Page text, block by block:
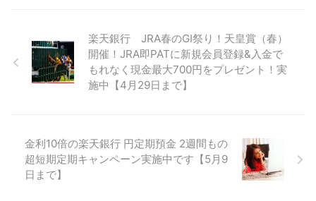
楽天銀行 JRA春のGI祭り！天皇賞（春）
開催！JRA即PATに新規会員登録&入金で
もれなく現金最大700円をプレゼント！実
施中【4月29日まで】
金利10倍の楽天銀行 円定期預金 2週間もの
超短期定期キャンペーン実施中です【5月9
日まで】